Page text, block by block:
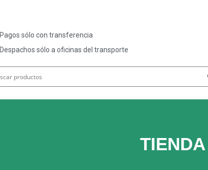
Pagos sólo con transferencia
Despachos sólo a oficinas del transporte
TIENDA